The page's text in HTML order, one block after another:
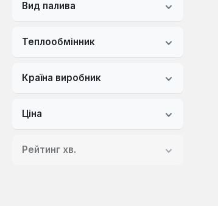
Вид палива
Теплообмінник
Країна виробник
Ціна
Рейтинг хв.